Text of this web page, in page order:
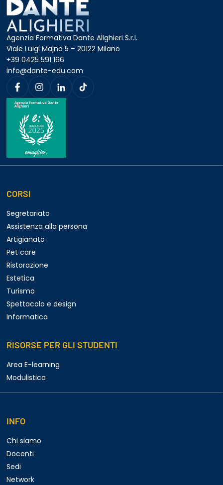
Agenzia Formativa Dante Alighieri S.r.l.
Viale Luigi Majno 5 – 20122 Milano
+39 0425 591 166
info@dante-edu.com
CORSI
Segretariato
Assistenza alla persona
Artigianato
Pet care
Ristorazione
Estetica
Turismo
Spettacolo e design
Informatica
RISORSE PER GLI STUDENTI
Area E-learning
Modulistica
INFO
Chi siamo
Docenti
Sedi
Network